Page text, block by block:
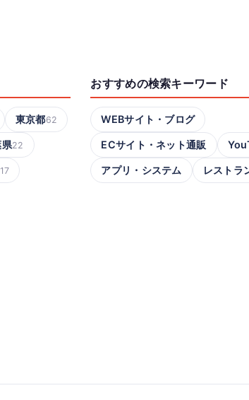
東京都62
22
17
おすすめの検索キーワード
WEBサイト・ブログ
ECサイト・ネット通販
アプリ・システム レストラ